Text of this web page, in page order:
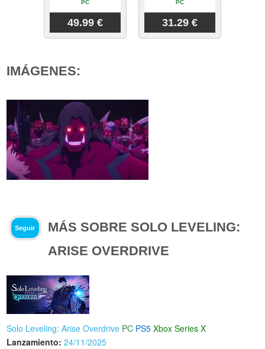
PC
49.99 €
PC
31.29 €
IMÁGENES:
Seguir
MÁS SOBRE SOLO LEVELING:
ARISE OVERDRIVE
Solo Leveling: Arise Overdrive PC PS5 Xbox Series X
Lanzamiento: 24/11/2025